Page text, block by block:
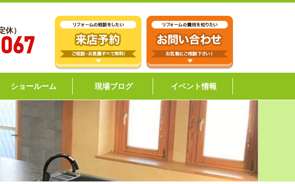
休）
ショールーム 現場ブログ イベント情報